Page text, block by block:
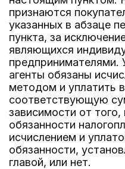
признаются
указанных в абзаце
пункта, за
являющихся
предпринимателями.
агенты обязаны
методом и уплатить
соответствующую
зависимости от
обязанности
исчислением и
обязанности,
главой, или нет.